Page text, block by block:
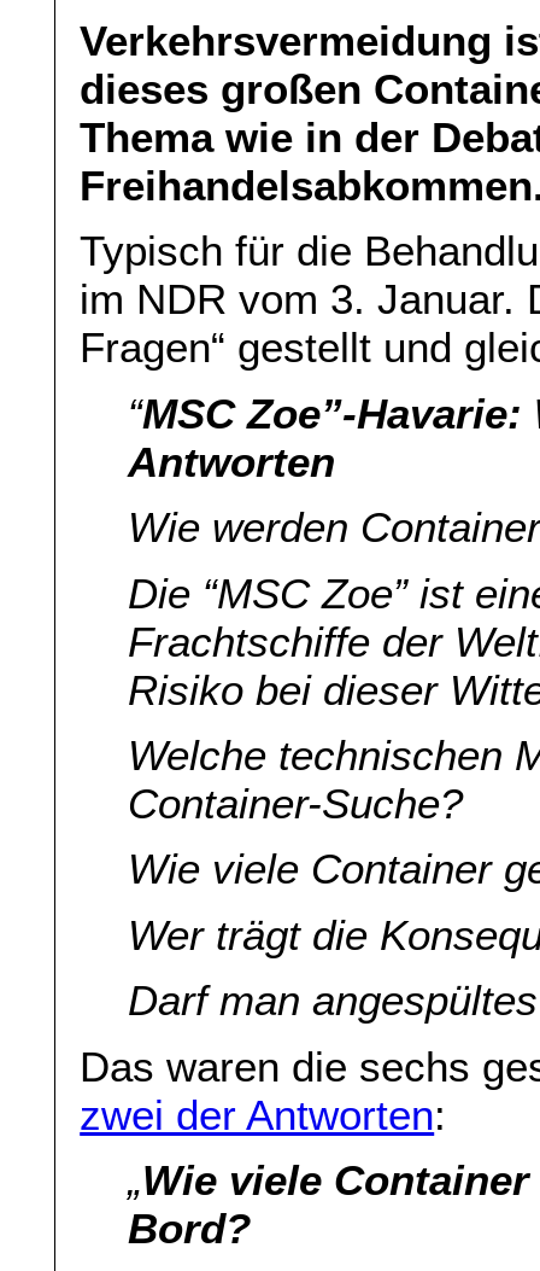
Verkehrsvermeidung
dieses großen
Thema wie in der
Typisch für die
im NDR vom 3. Januar.
Fragen“ gestellt und
“MSC Zoe”-
Antworten
Wie werden
Die “MSC Zoe” ist
Frachtschiffe der
Risiko bei dieser
Welche technischen
Container-Suche?
Wie viele Container
Wer trägt die
Darf man
Das waren die sechs
zwei der Antworten:
„Wie viele
Bord?